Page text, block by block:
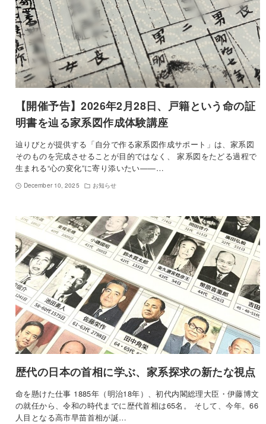
【開催予告】2026年2月28日、戸籍という命の証
明書を辿る家系図作成体験講座
辿りびとが提供する「自分で作る家系図作成サポート」は、家系図
そのものを完成させることが目的ではなく、 家系図をたどる過程で
生まれる“心の変化”に寄り添いたい——…
December 10, 2025 お知らせ
歴代の日本の首相に学ぶ、家系探求の新たな視点
命を懸けた仕事 1885年（明治18年）、初代内閣総理大臣・伊藤博文
の就任から、令和の時代までに歴代首相は65名。 そして、今年。66
人目となる高市早苗首相が誕…